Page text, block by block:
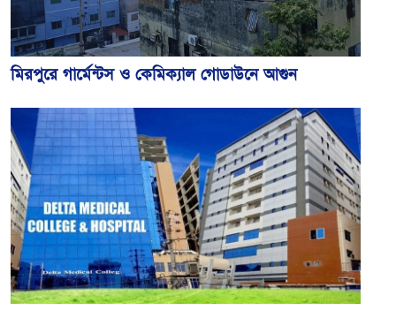
মিরপুরে গার্মেন্টস ও কেমিক্যাল গোডাউনে আগুন